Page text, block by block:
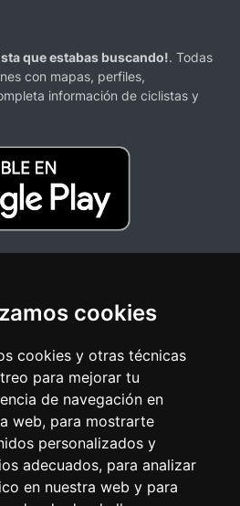
cookies
cookies y otras técnicas
para mejorar tu
de navegación en
web, para mostrarte
personalizados y
adecuados, para analizar
en nuestra web y para
que estabas buscando!. Todas
con mapas, perfiles,
información de ciclistas y
no relacionada con ninguna organización o
competiciones, marcas comerciales y
de resultados de ciclismo son
No tenemos afiliación, patrocinio ni
Toda la información proporcionada